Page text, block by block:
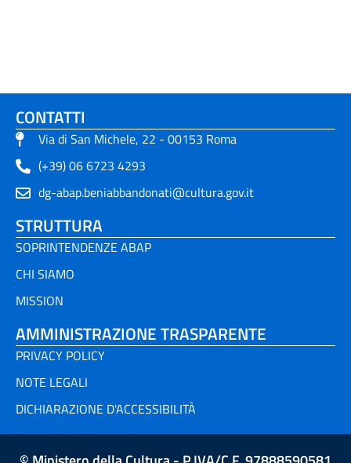
CONTATTI
Via di San Michele, 22 - 00153 Roma
(+39) 06 6723 4293
dg-abap.beniabbandonati@cultura.gov.it
STRUTTURA
SOPRINTENDENZE ABAP
CHI SIAMO
MISSION
AMMINISTRAZIONE TRASPARENTE
PRIVACY POLICY
NOTE LEGALI
DICHIARAZIONE D'ACCESSIBILITÀ